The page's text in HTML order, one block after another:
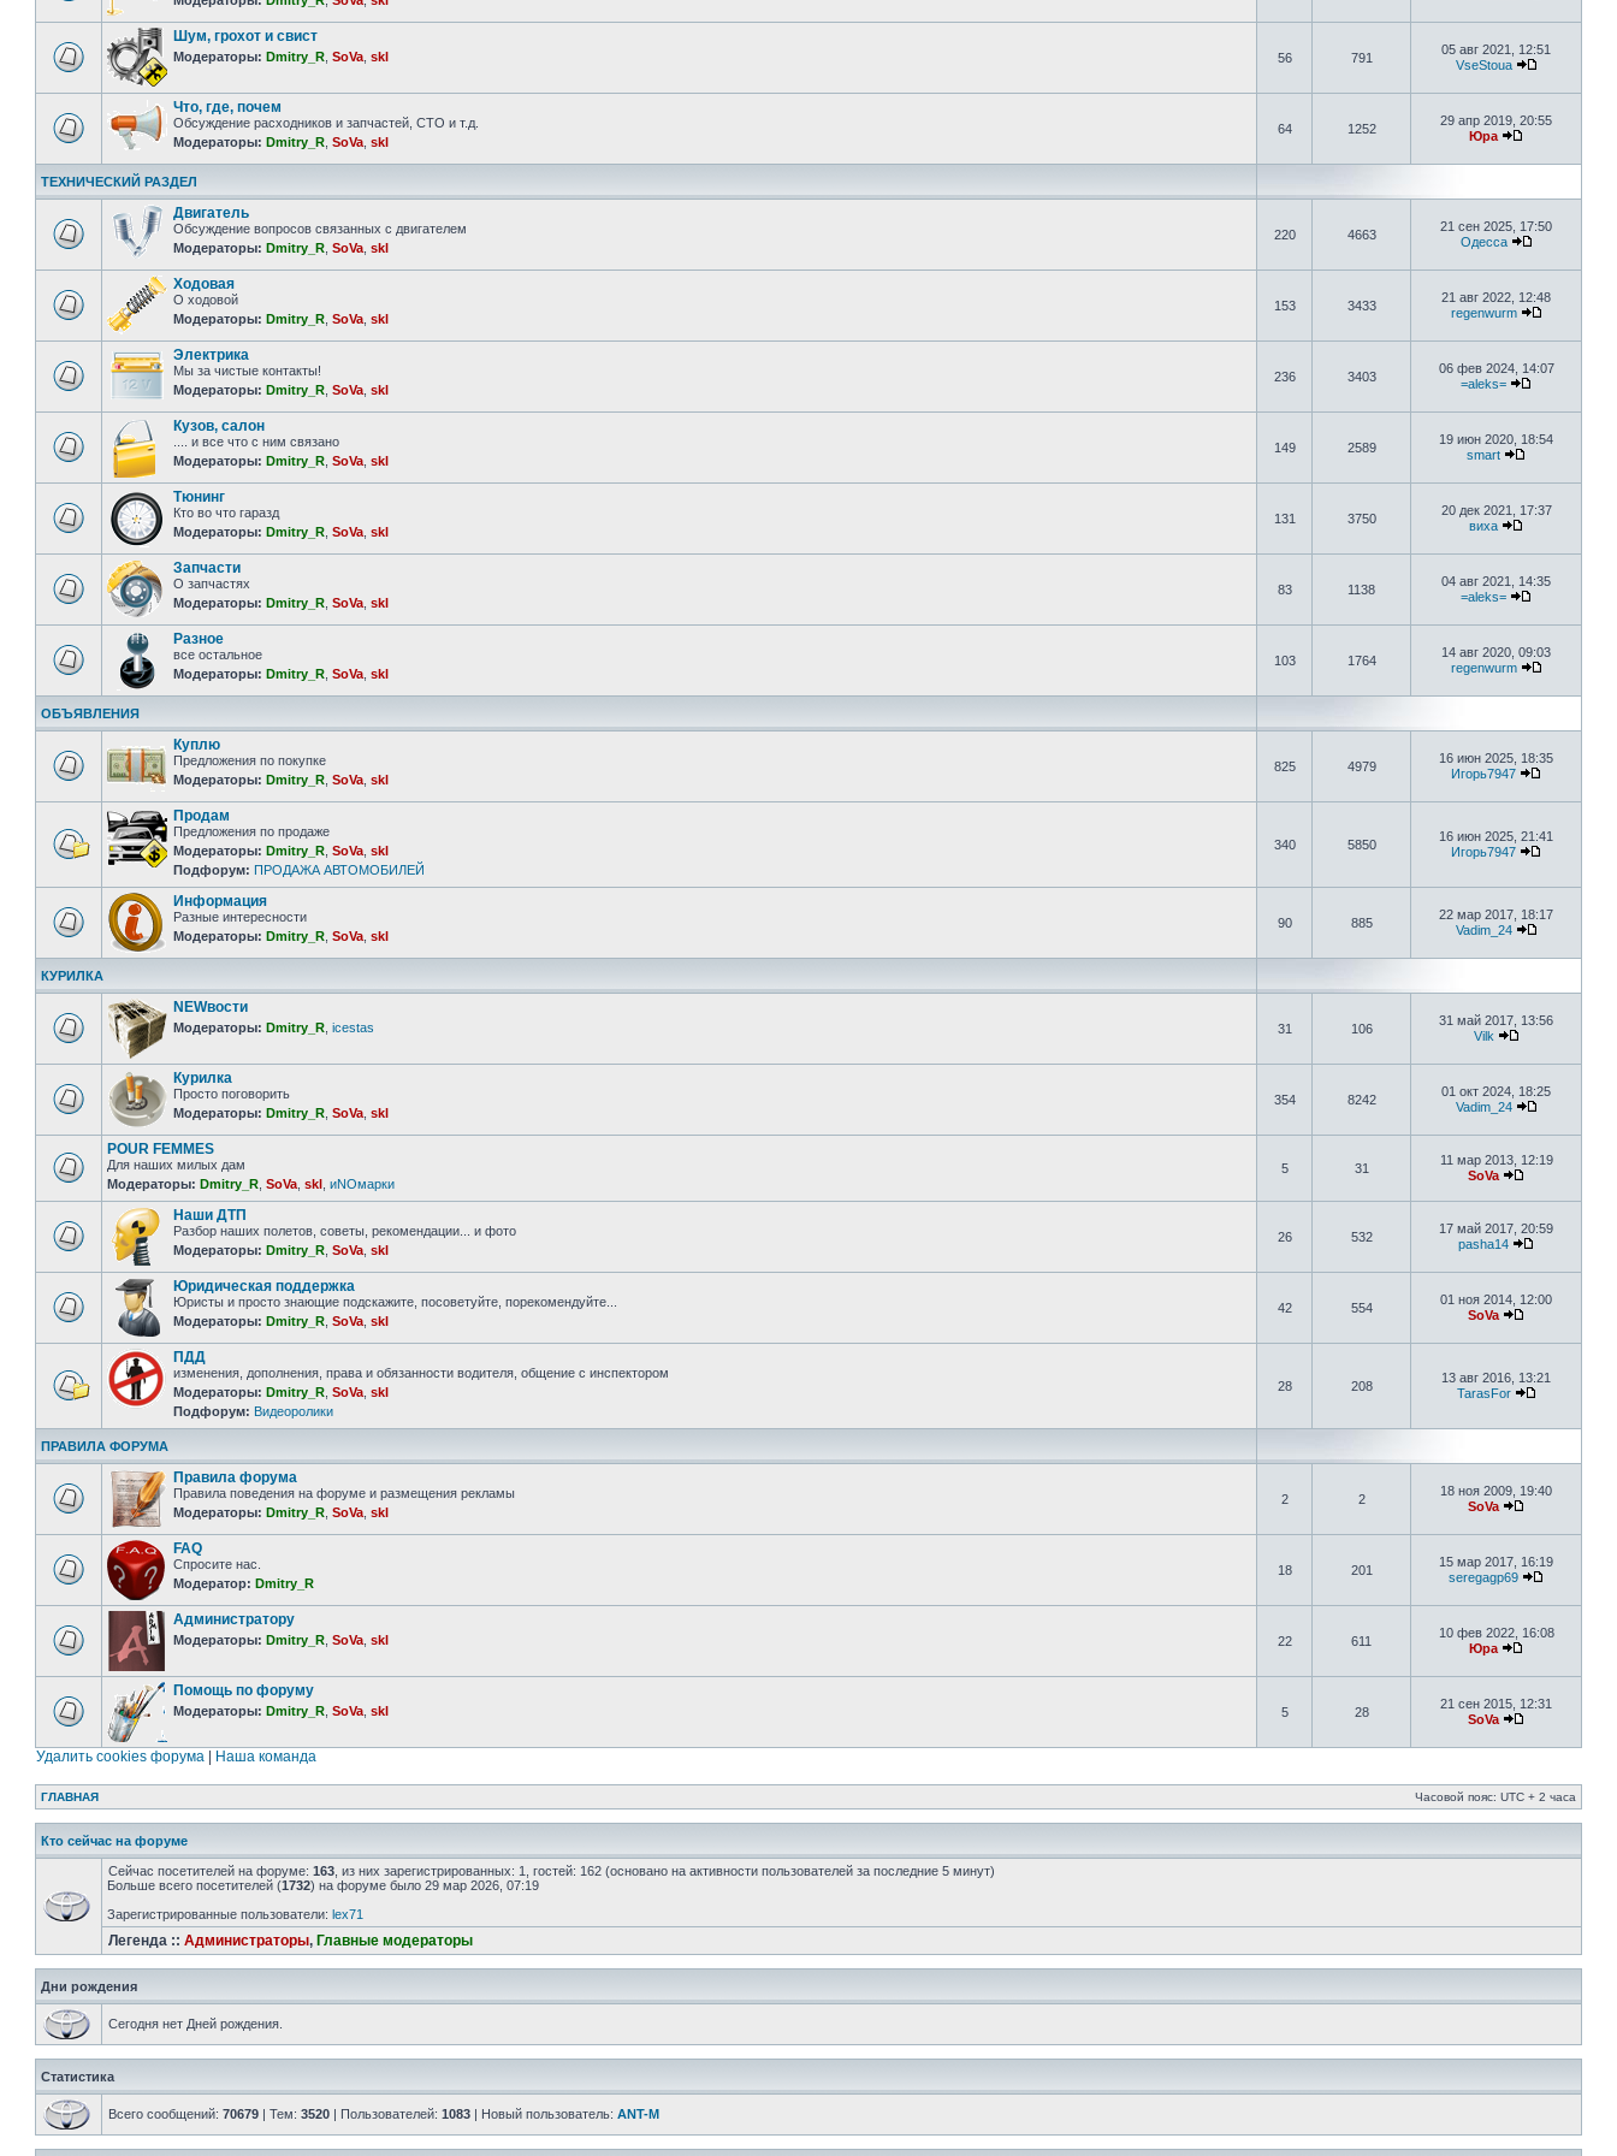
Шум, грохот и свист
Модераторы: Dmitry_R SoVa skl 56 791
05 авг 2021, 12:51
VseStoua
Что, где, почем
Обсуждение расходников и запчастей, СТО и т.д.
Модераторы: Dmitry_R SoVa skl
64 1252
29 апр 2019, 20:55
Юра
ТЕХНИЧЕСКИЙ РАЗДЕЛ
Двигатель
Обсуждение вопросов связанных с двигателем
Модераторы: Dmitry_R SoVa skl
220 4663
21 сен 2025, 17:50
Одесса
Ходовая
О ходовой
Модераторы: Dmitry_R SoVa skl
153 3433
21 авг 2022, 12:48
regenwurm
Электрика
Мы за чистые контакты!
Модераторы: Dmitry_R SoVa skl
236 3403
06 фев 2024, 14:07
=aleks=
Кузов, салон
.... и все что с ним связано
Модераторы: Dmitry_R SoVa skl
149 2589
19 июн 2020, 18:54
smart
Тюнинг
Кто во что гаразд
Модераторы: Dmitry_R SoVa skl
131 3750
20 дек 2021, 17:37
виха
Запчасти
О запчастях
Модераторы: Dmitry_R SoVa skl
83 1138
04 авг 2021, 14:35
=aleks=
Разное
все остальное
Модераторы: Dmitry_R SoVa skl
103 1764
14 авг 2020, 09:03
regenwurm
ОБЪЯВЛЕНИЯ
Куплю
Предложения по покупке
Модераторы: Dmitry_R SoVa skl
825 4979
16 июн 2025, 18:35
Игорь7947
Продам
Предложения по продаже
Модераторы: Dmitry_R SoVa skl
Подфорум: ПРОДАЖА АВТОМОБИЛЕЙ
340 5850
16 июн 2025, 21:41
Игорь7947
Информация
Разные интересности
Модераторы: Dmitry_R SoVa skl
90 885
22 мар 2017, 18:17
Vadim_24
КУРИЛКА
NEWвости
Модераторы: Dmitry_R icestas 31 106
31 май 2017, 13:56
Vilk
Курилка
Просто поговорить
Модераторы: Dmitry_R SoVa skl
354 8242
01 окт 2024, 18:25
Vadim_24
POUR FEMMES
Для наших милых дам
Модераторы: Dmitry_R SoVa skl иNOмарки
5 31
11 мар 2013, 12:19
SoVa
Наши ДТП
Разбор наших полетов, советы, рекомендации... и фото
Модераторы: Dmitry_R SoVa skl
26 532
17 май 2017, 20:59
pasha14
Юридическая поддержка
Юристы и просто знающие подскажите, посоветуйте, порекомендуйте...
Модераторы: Dmitry_R SoVa skl
42 554
01 ноя 2014, 12:00
SoVa
ПДД
изменения, дополнения, права и обязанности водителя, общение с инспектором
Модераторы: Dmitry_R SoVa skl
Подфорум: Видеоролики
28 208
13 авг 2016, 13:21
TarasFor
ПРАВИЛА ФОРУМА
Правила форума
Правила поведения на форуме и размещения рекламы
Модераторы: Dmitry_R SoVa skl
2 2
18 ноя 2009, 19:40
SoVa
FAQ
Спросите нас.
Модератор: Dmitry_R
18 201
15 мар 2017, 16:19
seregagp69
Администратору
Модераторы: Dmitry_R SoVa skl 22 611
10 фев 2022, 16:08
Юра
Помощь по форуму
Модераторы: Dmitry_R SoVa skl 5 28
21 сен 2015, 12:31
SoVa
Удалить cookies форума Наша команда
ГЛАВНАЯ Часовой пояс: UTC + 2 часа
Кто сейчас на форуме
Сейчас посетителей на форуме: 163 , из них зарегистрированных: 1, гостей: 162 (основано на активности пользователей за последние 5 минут)
Больше всего посетителей (1732) на форуме было 29 мар 2026, 07:19
Зарегистрированные пользователи: lex71
Легенда :: Администраторы, Главные модераторы
Дни рождения
Сегодня нет Дней рождения.
Статистика
Всего сообщений: 70679 | Тем: 3520 | Пользователей: 1083 | Новый пользователь: ANT-M